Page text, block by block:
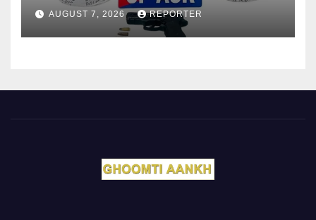
AUGUST 7, 2026 REPORTER